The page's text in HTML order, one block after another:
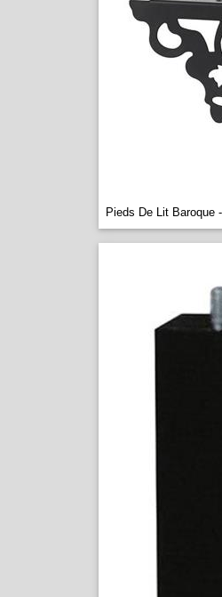
Pieds De Lit Baroque -